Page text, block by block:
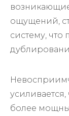
возникающие
ощущений,
систему,
более